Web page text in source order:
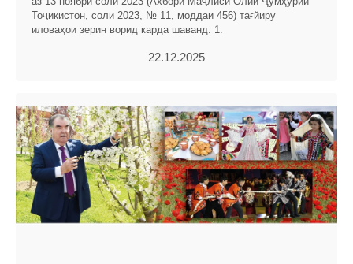
Тоҷикистон, соли 2023, № 11, моддаи 456) тағйиру
иловаҳои зерин ворид карда шаванд: 1.
22.12.2025